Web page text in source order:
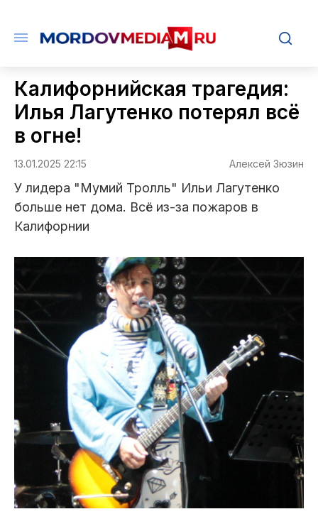
Калифорнийская трагедия:
Илья Лагутенко потерял всё
в огне!
13.01.2025 22:15 Алексей Зюзин
У лидера "Мумий Тролль" Ильи Лагутенко
больше нет дома. Всё из-за пожаров в
Калифорнии